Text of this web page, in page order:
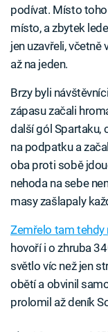
podívat. Místo
místo, a zbytek
jen uzavřeli,
až na jeden.
Brzy byli
zápasu začali
další gól Spartaku,
na podpatku a
oba proti sobě
nehoda na sebe
masy zašlapaly
Zemřelo tam tehdy
hovoří i o zhruba
světlo víc než jen
obětí a obvinil
prolomil až deník